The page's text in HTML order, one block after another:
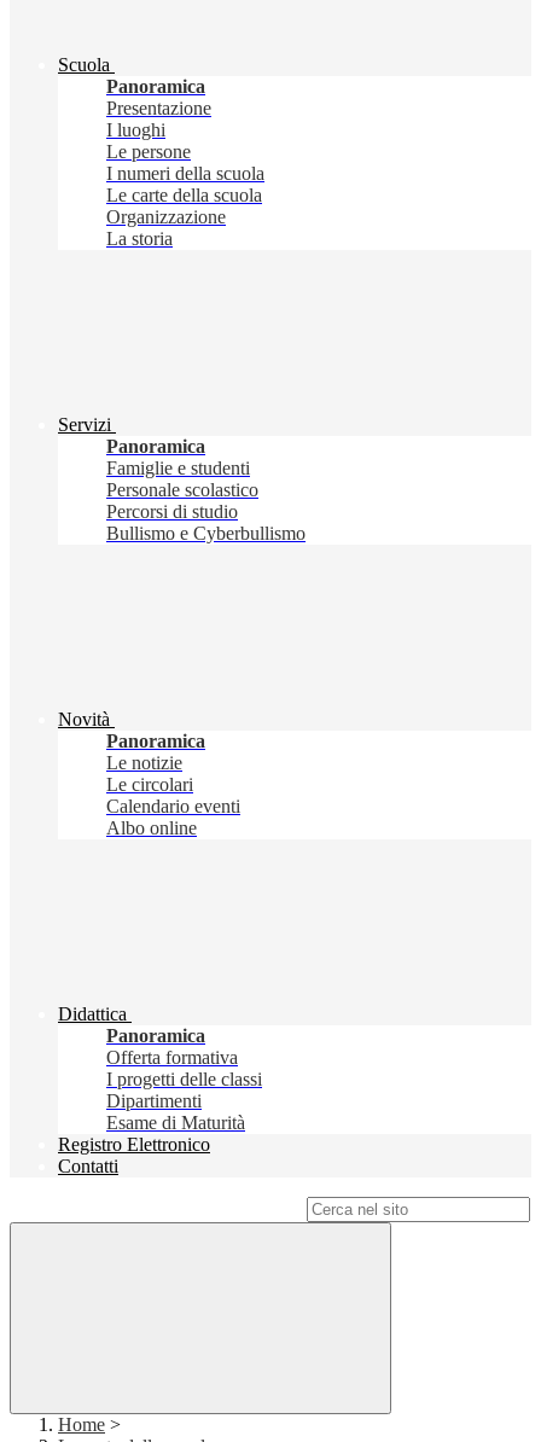
Scuola
Panoramica
Presentazione
I luoghi
Le persone
I numeri della scuola
Le carte della scuola
Organizzazione
La storia
Servizi
Panoramica
Famiglie e studenti
Personale scolastico
Percorsi di studio
Bullismo e Cyberbullismo
Novità
Panoramica
Le notizie
Le circolari
Calendario eventi
Albo online
Didattica
Panoramica
Offerta formativa
I progetti delle classi
Dipartimenti
Esame di Maturità
Registro Elettronico
Contatti
Home >